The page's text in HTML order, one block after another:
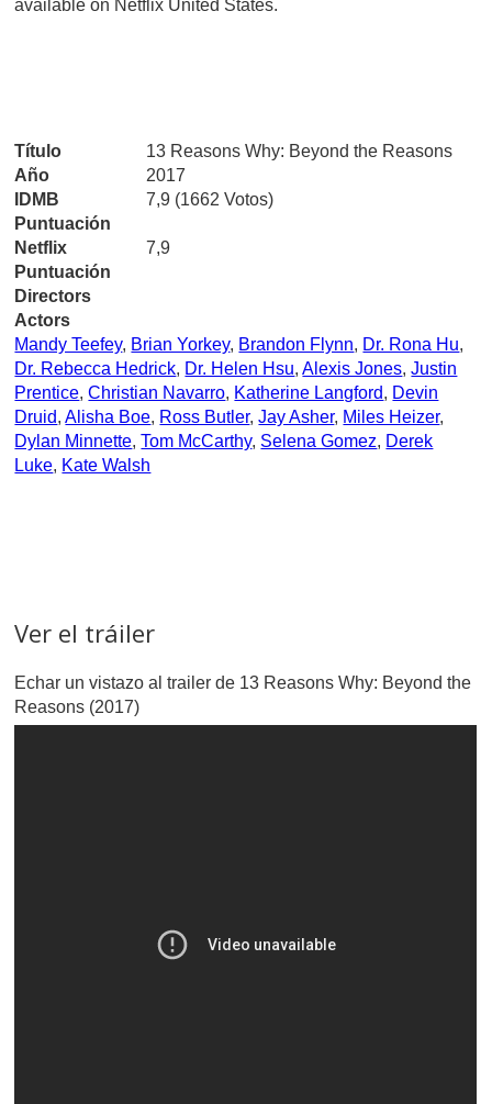
available on Netflix United States.
Título
13 Reasons Why: Beyond the Reasons
Año
2017
IDMB
Puntuación
7,9 (1662 Votos)
Netflix
Puntuación
7,9
Directors
Actors
Mandy Teefey, Brian Yorkey, Brandon Flynn, Dr. Rona Hu,
Dr. Rebecca Hedrick, Dr. Helen Hsu,Alexis Jones,Justin
Prentice,Christian Navarro, Katherine Langford, Devin
Druid,Alisha Boe, Ross Butler,Jay Asher, Miles Heizer,
Dylan Minnette,Tom McCarthy, Selena Gomez, Derek
Luke, Kate Walsh
Ver el tráiler
Echar un vistazo al trailer de 13 Reasons Why: Beyond the
Reasons (2017)